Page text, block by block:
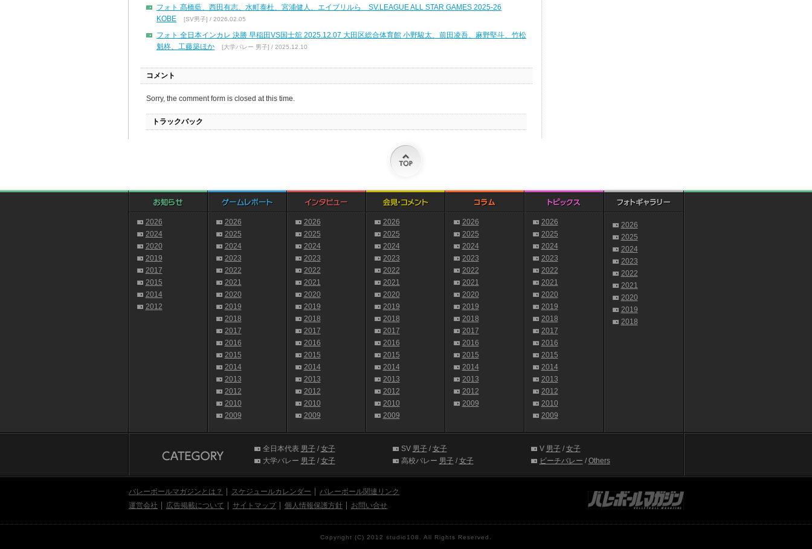
フォト 髙橋藍、西田有志、水町泰杜、宮浦健人、エイブリルら SV.LEAGUE ALL STAR GAMES 2025-26
KOBE
[SV男子] / 2026.02.05
フォト 全日本インカレ 決勝 早稲田VS国士舘 2025.12.07 大田区総合体育館 小野駿太、前田凌吾、麻野堅斗、竹松
魁柊、工藤築ほか
[大学バレー 男子] / 2025.12.10
コメント
Sorry, the comment form is closed at this time.
トラックバック
2026
2024
2020
2019
2017
2015
2014
2012
2026
2025
2024
2023
2022
2021
2020
2019
2018
2017
2016
2015
2014
2013
2012
2010
2009
2026
2025
2024
2023
2022
2021
2020
2019
2018
2017
2016
2015
2014
2013
2012
2010
2009
2026
2025
2024
2023
2022
2021
2020
2019
2018
2017
2016
2015
2014
2013
2012
2010
2009
2026
2025
2024
2023
2022
2021
2020
2019
2018
2017
2016
2015
2014
2013
2012
2009
2026
2025
2024
2023
2022
2021
2020
2019
2018
2017
2016
2015
2014
2013
2012
2010
2009
2026
2025
2024
2023
2022
2021
2020
2019
2018
全日本代表 男子/ 女子 SV 男子/ 女子 V 男子/ 女子
大学バレー 男子/ 女子 高校バレー 男子/ 女子 ビーチバレー / Others
バレーボールマガジンとは？ スケジュールカレンダー
バレーボール関連リンク
運営会社
広告掲載について サイトマップ 個人情報保護方針 お問い合せ
Copyright (C) 2012 studio108. All Rights Reserved.